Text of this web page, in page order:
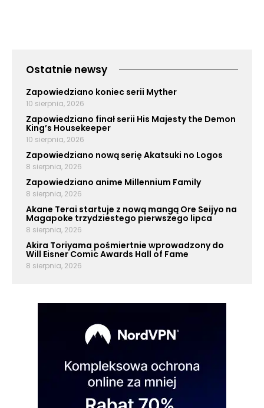
Ostatnie newsy
Zapowiedziano koniec serii Myther
10 sierpnia, 2026
Zapowiedziano finał serii His Majesty the Demon
King’s Housekeeper
10 sierpnia, 2026
Zapowiedziano nową serię Akatsuki no Logos
8 sierpnia, 2026
Zapowiedziano anime Millennium Family
8 sierpnia, 2026
Akane Terai startuje z nową mangą Ore Seijyo na
Magapoke trzydziestego pierwszego lipca
8 sierpnia, 2026
Akira Toriyama pośmiertnie wprowadzony do
Will Eisner Comic Awards Hall of Fame
8 sierpnia, 2026